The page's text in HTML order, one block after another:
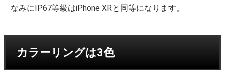
なみにIP67等級はiPhone XRと同等になります。
カラーリングは3色